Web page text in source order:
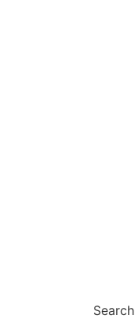
Search